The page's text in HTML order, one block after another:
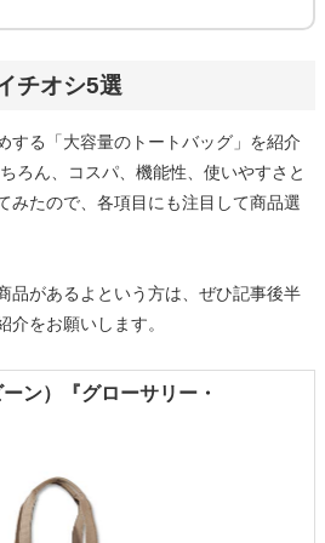
チオシ5選
する「大容量のトートバッグ」を紹介
ろん、コスパ、機能性、使いやすさと
みたので、各項目にも注目して商品選
品があるよという方は、ぜひ記事後半
介をお願いします。
ン）『グローサリー・